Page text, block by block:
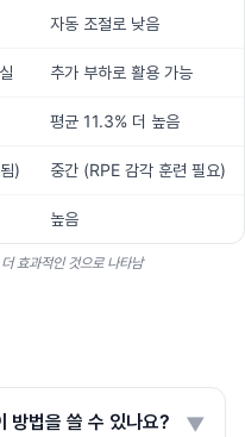
자동 조절로 낮음
추가 부하로 활용 가능
평균 11.3% 더 높음
) 중간 (RPE 감각 훈련 필요)
높음
효과적인 것으로 나타남
방법을 쓸 수 있나요? ▼